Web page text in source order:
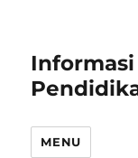
MENU